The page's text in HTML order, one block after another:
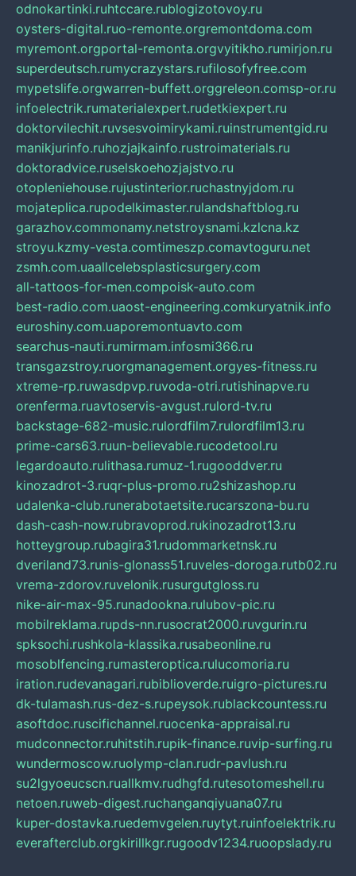
odnokartinki.ruhtccare.rublogizotovoy.ru
oysters-digital.ruo-remonte.orgremontdoma.com
myremont.orgportal-remonta.orgvyitikho.rumirjon.ru
superdeutsch.rumycrazystars.rufilosofyfree.com
mypetslife.orgwarren-buffett.orggreleon.comsp-or.ru
infoelectrik.rumaterialexpert.rudetkiexpert.ru
doktorvilechit.ruvsesvoimirykami.ruinstrumentgid.ru
manikjurinfo.ruhozjajkainfo.rustroimaterials.ru
doktoradvice.ruselskoehozjajstvo.ru
otopleniehouse.rujustinterior.ruchastnyjdom.ru
mojateplica.rupodelkimaster.rulandshaftblog.ru
garazhov.commonamy.netstroysnami.kzlcna.kz
stroyu.kzmy-vesta.comtimeszp.comavtoguru.net
zsmh.com.uaallcelebsplasticsurgery.com
all-tattoos-for-men.compoisk-auto.com
best-radio.com.uaost-engineering.comkuryatnik.info
euroshiny.com.uaporemontuavto.com
searchus-nauti.rumirmam.infosmi366.ru
transgazstroy.ruorgmanagement.orgyes-fitness.ru
xtreme-rp.ruwasdpvp.ruvoda-otri.rutishinapve.ru
orenferma.ruavtoservis-avgust.rulord-tv.ru
backstage-682-music.rulordfilm7.rulordfilm13.ru
prime-cars63.ruun-believable.rucodetool.ru
legardoauto.rulithasa.rumuz-1.rugooddver.ru
kinozadrot-3.ruqr-plus-promo.ru2shizashop.ru
udalenka-club.runerabotaetsite.rucarszona-bu.ru
dash-cash-now.rubravoprod.rukinozadrot13.ru
hotteygroup.rubagira31.rudommarketnsk.ru
dveriland73.runis-glonass51.ruveles-doroga.rutb02.ru
vrema-zdorov.ruvelonik.rusurgutgloss.ru
nike-air-max-95.runadookna.rulubov-pic.ru
mobilreklama.rupds-nn.rusocrat2000.ruvgurin.ru
spksochi.rushkola-klassika.rusabeonline.ru
mosoblfencing.rumasteroptica.rulucomoria.ru
iration.rudevanagari.rubiblioverde.ruigro-pictures.ru
dk-tulamash.rus-dez-s.rupeysok.rublackcountess.ru
asoftdoc.ruscifichannel.ruocenka-appraisal.ru
mudconnector.ruhitstih.rupik-finance.ruvip-surfing.ru
wundermoscow.ruolymp-clan.rudr-pavlush.ru
su2lgyoeucscn.ruallkmv.rudhgfd.rutesotomeshell.ru
netoen.ruweb-digest.ruchanganqiyuana07.ru
kuper-dostavka.ruedemvgelen.ruytyt.ruinfoelektrik.ru
everafterclub.orgkirillkgr.rugoodv1234.ruoopslady.ru